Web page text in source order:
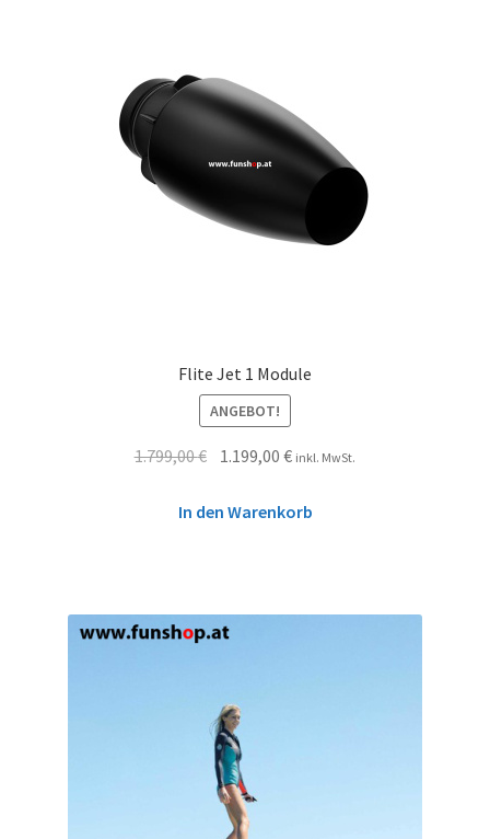
Flite Jet 1 Module
ANGEBOT!
1.799,00€ 1.199,00€ inkl. MwSt.
In den Warenkorb